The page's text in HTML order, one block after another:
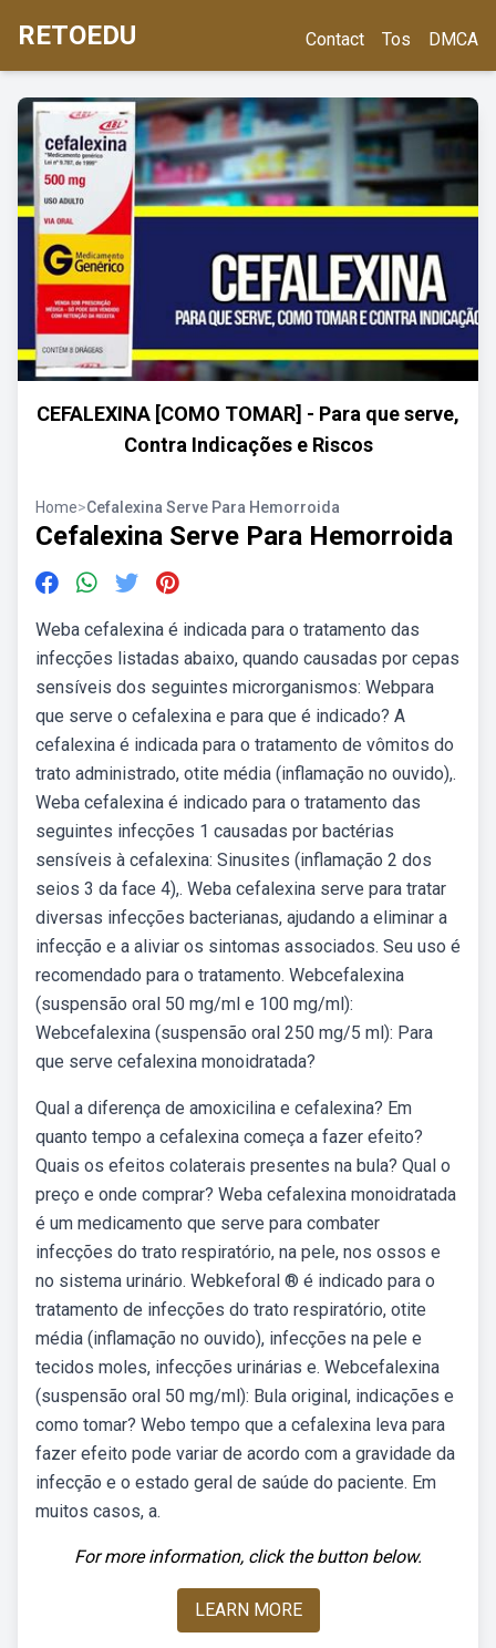
RETOEDU Contact Tos DMCA
CEFALEXINA [COMO TOMAR] - Para que serve,
Contra Indicações e Riscos
Home>Cefalexina Serve Para Hemorroida
Cefalexina Serve Para Hemorroida
Weba cefalexina é indicada para o tratamento das
infecções listadas abaixo, quando causadas por cepas
sensíveis dos seguintes microrganismos: Webpara
que serve o cefalexina e para que é indicado? A
cefalexina é indicada para o tratamento de vômitos do
trato administrado, otite média (inflamação no ouvido),.
Weba cefalexina é indicado para o tratamento das
seguintes infecções 1 causadas por bactérias
sensíveis à cefalexina: Sinusites (inflamação 2 dos
seios 3 da face 4),. Weba cefalexina serve para tratar
diversas infecções bacterianas, ajudando a eliminar a
infecção e a aliviar os sintomas associados. Seu uso é
recomendado para o tratamento. Webcefalexina
(suspensão oral 50 mg/ml e 100 mg/ml):
Webcefalexina (suspensão oral 250 mg/5 ml): Para
que serve cefalexina monoidratada?
Qual a diferença de amoxicilina e cefalexina? Em
quanto tempo a cefalexina começa a fazer efeito?
Quais os efeitos colaterais presentes na bula? Qual o
preço e onde comprar? Weba cefalexina monoidratada
é um medicamento que serve para combater
infecções do trato respiratório, na pele, nos ossos e
no sistema urinário. Webkeforal ® é indicado para o
tratamento de infecções do trato respiratório, otite
média (inflamação no ouvido), infecções na pele e
tecidos moles, infecções urinárias e. Webcefalexina
(suspensão oral 50 mg/ml): Bula original, indicações e
como tomar? Webo tempo que a cefalexina leva para
fazer efeito pode variar de acordo com a gravidade da
infecção e o estado geral de saúde do paciente. Em
muitos casos, a.
For more information, click the button below.
LEARN MORE